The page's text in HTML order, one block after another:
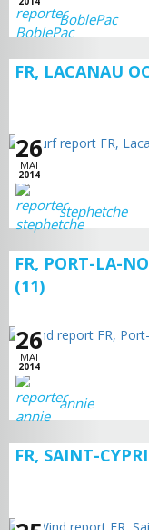
BoblePac
FR, LACANAU
26
MAI
2014
stephetche
FR, PORT-LA-
(11)
26
MAI
2014
annie
FR, SAINT-